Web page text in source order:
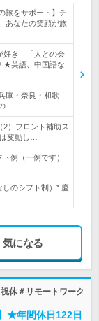
旅をサポート】チ
あなたの笑顔が旅
き」「人との会
★英語、中国語な
庫・奈良・和歌
…
2）フロント補助ス
変動し…
例（一例です）
のシフト制）* 慶
気になる
休＃リモートワーク
★年間休日122日